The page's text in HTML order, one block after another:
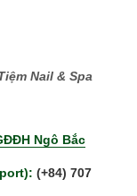
Nail & Spa
Ngô Bắc
(+84) 707